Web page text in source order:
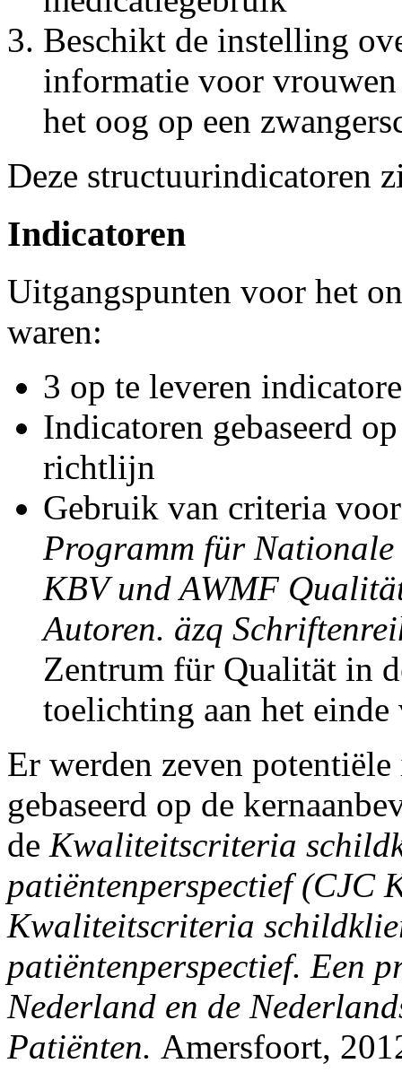
Beschikt de instelling
informatie voor
het oog op een
Deze structuurindicatoren
Indicatoren
Uitgangspunten voor het
waren:
3 op te leveren
Indicatoren gebaseerd
richtlijn
Gebruik van criteria
Programm für
KBV und AWMF
Autoren. äzq
Zentrum für Qualität in
toelichting aan het
Er werden zeven
gebaseerd op de
de Kwaliteitscriteria
patiëntenperspectief (CJC
Kwaliteitscriteria
patiëntenperspectief. Een
Nederland en de
Patiënten. Amersfoort,